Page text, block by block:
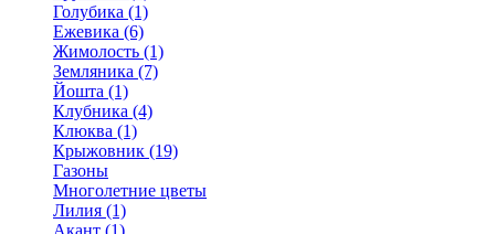
Голубика (1)
Ежевика (6)
Жимолость (1)
Земляника (7)
Йошта (1)
Клубника (4)
Клюква (1)
Крыжовник (19)
Газоны
Многолетние цветы
Лилия (1)
Акант (1)